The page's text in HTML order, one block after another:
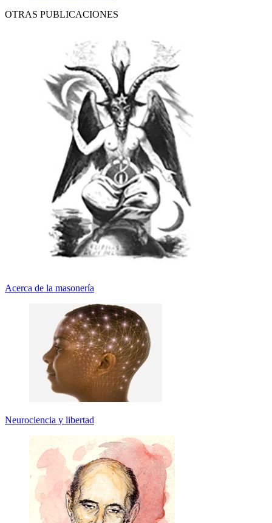
OTRAS PUBLICACIONES
Acerca de la masonería
Neurociencia y libertad